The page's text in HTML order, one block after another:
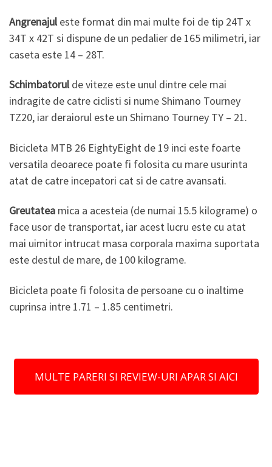
Angrenajuleste format din mai multe foi de tip 24T x
34T x 42T si dispune de un pedalier de 165 milimetri, iar
caseta este 14 – 28T.
Schimbatorulde viteze este unul dintre cele mai
indragite de catre ciclisti si nume Shimano Tourney
TZ20, iar deraiorul este un Shimano Tourney TY – 21.
Bicicleta MTB 26 EightyEight de 19 inci este foarte
versatila deoarece poate fi folosita cu mare usurinta
atat de catre incepatori cat si de catre avansati.
Greutatea mica a acesteia (de numai 15.5 kilograme) o
face usor de transportat, iar acest lucru este cu atat
mai uimitor intrucat masa corporala maxima suportata
este destul de mare, de 100 kilograme.
Bicicleta poate fi folosita de persoane cu o inaltime
cuprinsa intre 1.71 – 1.85 centimetri.
MULTE PARERI SI REVIEW-URI APAR SI AICI